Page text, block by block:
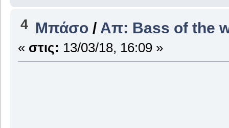
4 Μπάσο / Απ: Bass of the
« στις: 13/03/18, 16:09 »